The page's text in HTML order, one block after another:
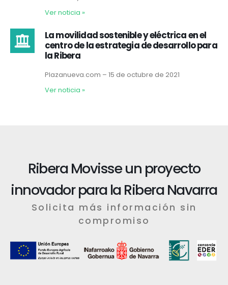
Ver noticia »
La movilidad sostenible y eléctrica en el
centro de la estrategia de desarrollo para
la Ribera
Plazanueva.com – 15 de octubre de 2021
Ver noticia »
Ribera Movisse un proyecto
innovador para la Ribera Navarra
Solicita más información sin
compromiso